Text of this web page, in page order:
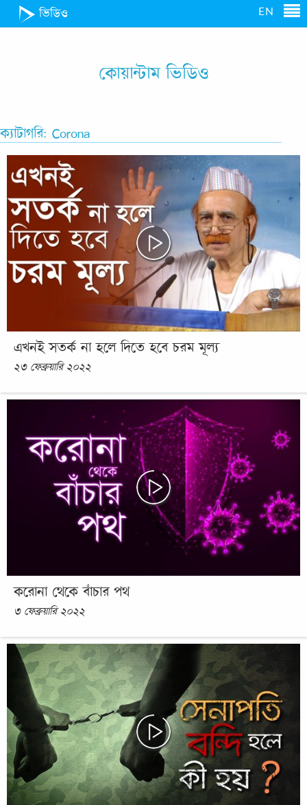
ভিডিও EN
কোয়ান্টাম ভিডিও
ক্যাটাগরি: Corona
এখনই সতর্ক না হলে দিতে হবে চরম মূল্য
২৩ ফেব্রুয়ারি ২০২২
করোনা থেকে বাঁচার পথ
৩ ফেব্রুয়ারি ২০২২